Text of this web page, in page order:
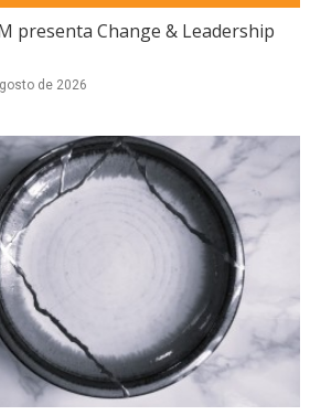
presenta Change & Leadership
de 2026